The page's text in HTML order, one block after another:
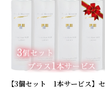
【3個セット 1本サービス】セ